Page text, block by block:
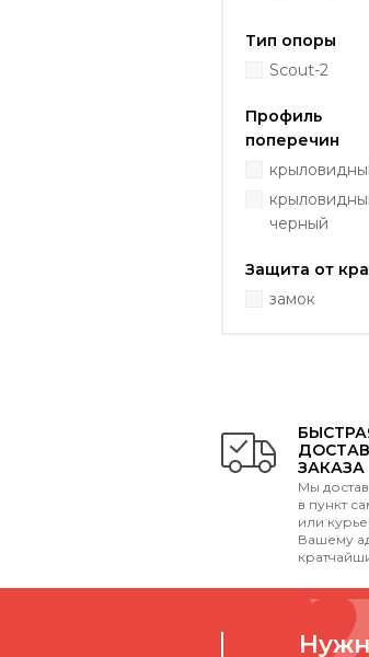
Тип опоры
Scout-2
Профиль
поперечин
черный
Защита от
замок
ЗАКАЗА
Мы
в пункт
или
Вашему